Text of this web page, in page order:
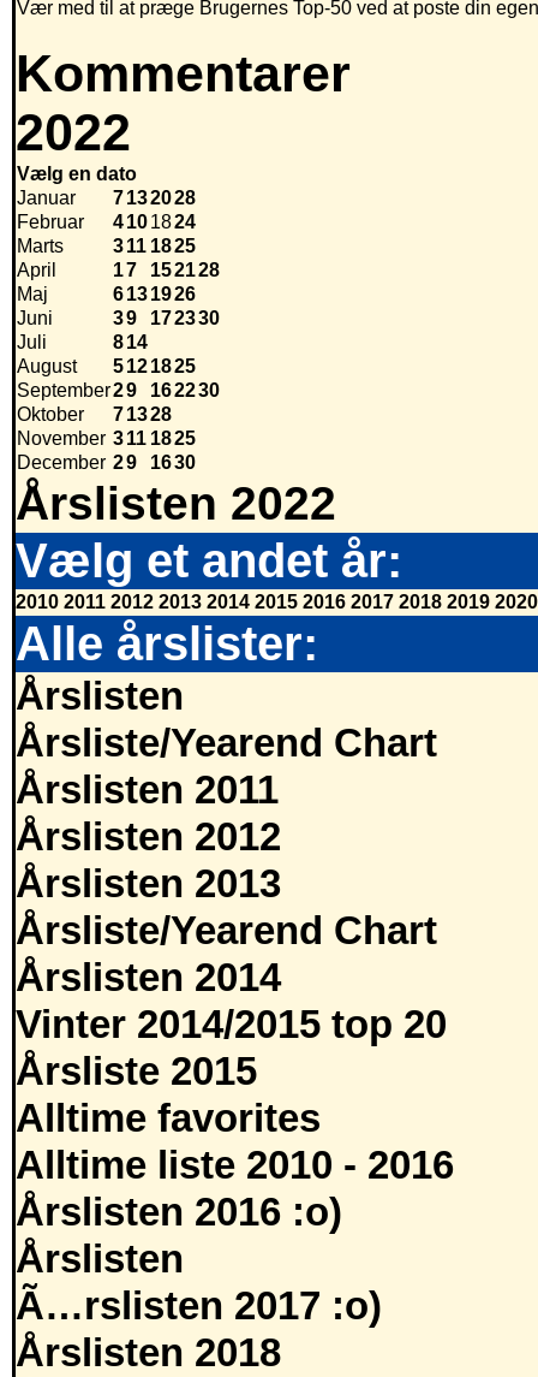
Vær med til at præge Brugernes Top-50 ved at poste din
Kommentarer
2022
Vælg en dato
Januar
7132028
Februar
4101824
Marts
311 1825
April
17 152128
Maj
6131926
Juni
39 172330
Juli
814
August
5121825
September29 162230
Oktober
71328
November 311 1825
December 29 1630
Årslisten 2022
Vælg et andet år:
2010 2011 2012 2013 2014 2015 2016 2017 2018 2019 2020
Alle årslister:
Årslisten
Årsliste/Yearend Chart
Årslisten 2011
Årslisten 2012
Årslisten 2013
Årsliste/Yearend Chart
Årslisten 2014
Vinter 2014/2015 top 20
Årsliste 2015
Alltime favorites
Alltime liste 2010 - 2016
Årslisten 2016 :o)
Årslisten
Ã…rslisten 2017 :o)
Årslisten 2018